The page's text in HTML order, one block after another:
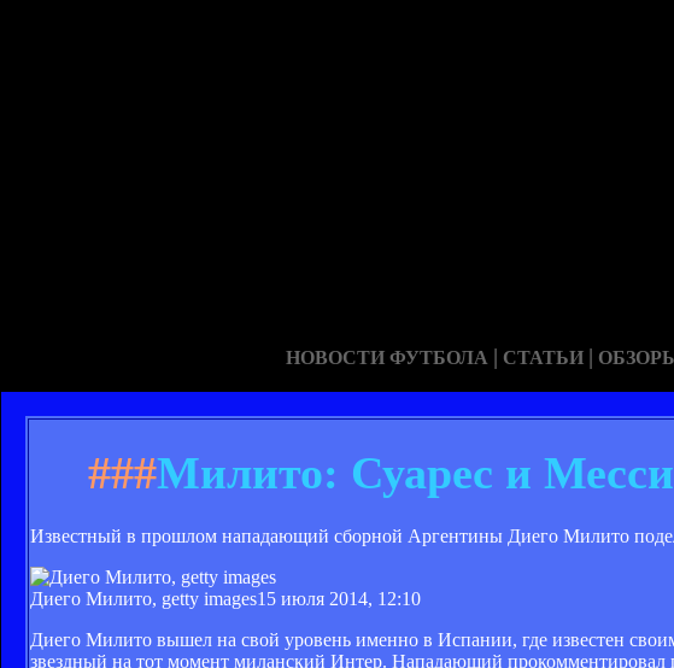
НОВОСТИ ФУТБОЛА | СТАТЬИ |
###Милито: Суарес и
Известный в прошлом нападающий сборной Аргентины Диего Милито
Диего Милито, getty images15 июля 2014, 12:10
Диего Милито вышел на свой уровень именно в Испании, где известен
звездный на тот момент миланский Интер. Нападающий